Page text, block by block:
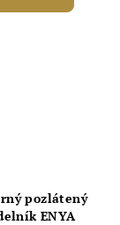
pozlátený
ENYA